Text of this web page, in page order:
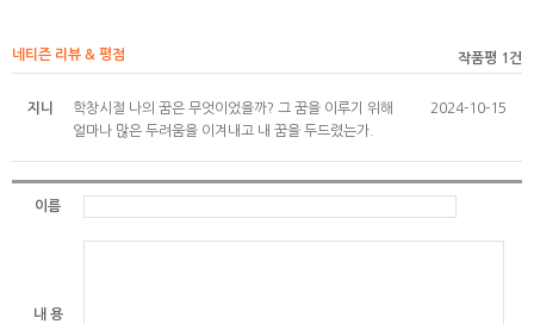
네티즌 리뷰 & 평점 작품평 1건
지니
학창시절 나의 꿈은 무엇이었을까? 그 꿈을 이루기 위해
얼마나 많은 두려움을 이겨내고 내 꿈을 두드렸는가.
2024-10-15
이름
내 용